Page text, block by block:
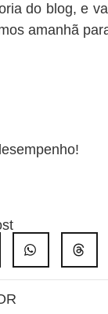
do blog, e
amanhã